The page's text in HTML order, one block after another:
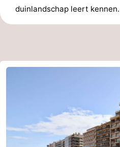
duinlandschap leert kennen.